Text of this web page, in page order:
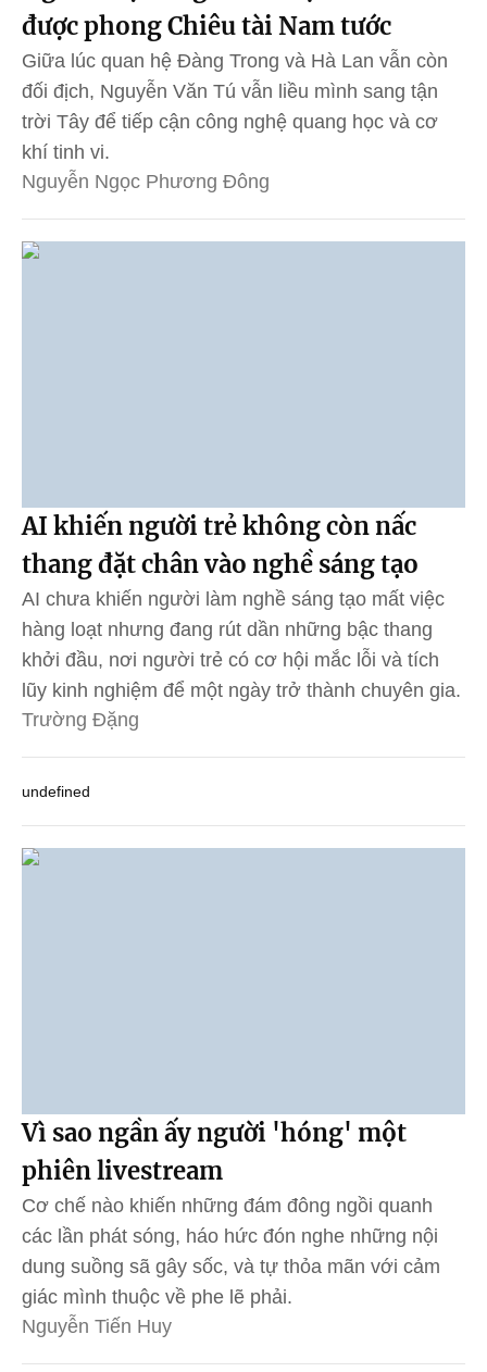
được phong Chiêu tài Nam tước
Giữa lúc quan hệ Đàng Trong và Hà Lan vẫn còn
đối địch, Nguyễn Văn Tú vẫn liều mình sang tận
trời Tây để tiếp cận công nghệ quang học và cơ
khí tinh vi.
Nguyễn Ngọc Phương Đông
AI khiến người trẻ không còn nấc
thang đặt chân vào nghề sáng tạo
AI chưa khiến người làm nghề sáng tạo mất việc
hàng loạt nhưng đang rút dần những bậc thang
khởi đầu, nơi người trẻ có cơ hội mắc lỗi và tích
lũy kinh nghiệm để một ngày trở thành chuyên gia.
Trường Đặng
undefined
Vì sao ngần ấy người 'hóng' một
phiên livestream
Cơ chế nào khiến những đám đông ngồi quanh
các lần phát sóng, háo hức đón nghe những nội
dung suồng sã gây sốc, và tự thỏa mãn với cảm
giác mình thuộc về phe lẽ phải.
Nguyễn Tiến Huy